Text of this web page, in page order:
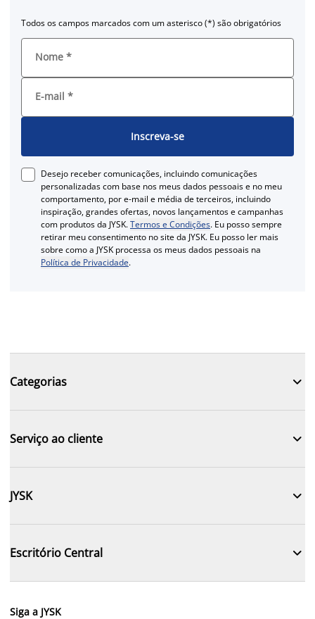
Todos os campos marcados com um asterisco (*) são obrigatórios
Nome *
E-mail *
Inscreva-se
Desejo receber comunicações, incluindo comunicações
personalizadas com base nos meus dados pessoais e no meu
comportamento, por e-mail e média de terceiros, incluindo
inspiração, grandes ofertas, novos lançamentos e campanhas
com produtos da JYSK.Termos e Condições. Eu posso sempre
retirar meu consentimento no site da JYSK. Eu posso ler mais
sobre como a JYSK processa os meus dados pessoais na
Política de Privacidade.
Categorias 
Serviço ao cliente 
JYSK 
Escritório Central 
Siga a JYSK